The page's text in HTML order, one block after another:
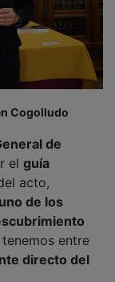
elguía
acto,
de los
entre
directo del